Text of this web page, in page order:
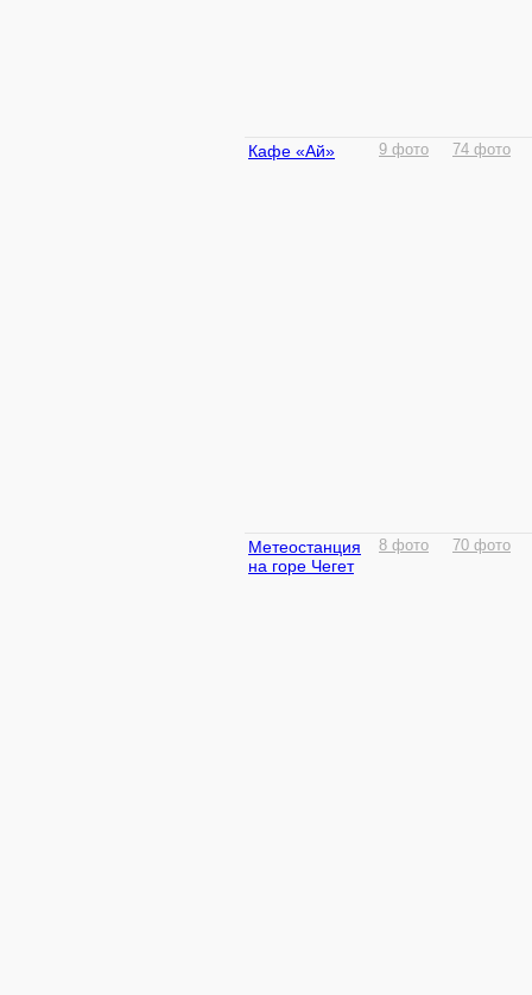
Кафе «Ай» 9 фото 74 фото
Метеостанция
на горе Чегет
8 фото 70 фото